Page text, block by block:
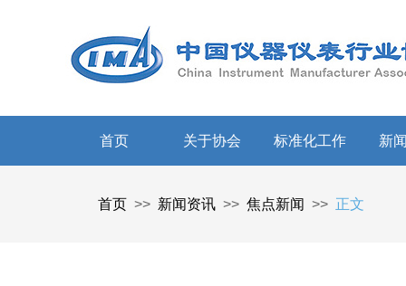
首页 关于协会 标准化工作 新
首页 >> 新闻资讯 >> 焦点新闻 >> 正文